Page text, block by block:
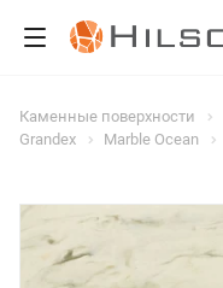
Каменные поверхности
Grandex
Marble Ocean